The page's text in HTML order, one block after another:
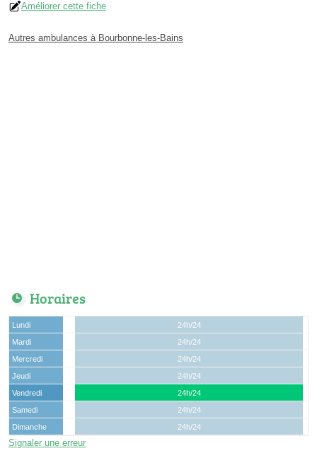
Améliorer cette fiche
Autres ambulances à Bourbonne-les-Bains
Horaires
Lundi
24h/24
Mardi
24h/24
Mercredi
24h/24
Jeudi
24h/24
Vendredi
24h/24
Samedi
24h/24
Dimanche
24h/24
Signaler une erreur